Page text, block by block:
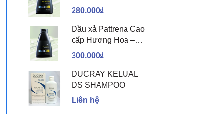
Hoa – Trio Blossom
280.000₫
Dầu xả Pattrena Cao
cấp Hương Hoa –
Trio Blossom 300ml
300.000₫
DUCRAY KELUAL
DS SHAMPOO
Liên hệ